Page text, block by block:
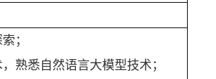
；
熟悉自然语言大模型技术；